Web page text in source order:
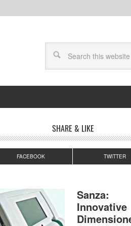
SHARE & LIKE
FACEBOOK TWITTER
Sanza:
Innovative